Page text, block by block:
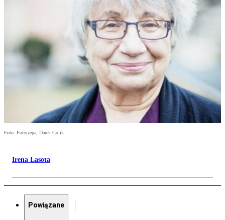
Foto: Fotorzepa, Darek Golik
Irena Lasota
Powiązane